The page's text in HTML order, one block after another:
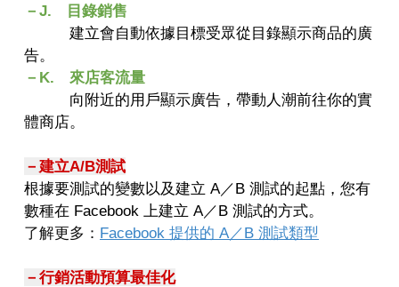
－J. 目錄銷售
建立會自動依據目標受眾從目錄顯示商品的廣
告。
－K. 來店客流量
向附近的用戶顯示廣告，帶動人潮前往你的實
體商店。
－建立A/B測試
根據要測試的變數以及建立 A／B 測試的起點，您有
數種在 Facebook 上建立 A／B 測試的方式。
了解更多： Facebook 提供的 A／B 測試類型
－行銷活動預算最佳化